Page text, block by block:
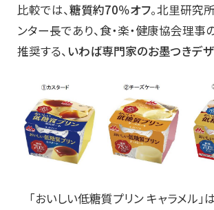
比較では、糖質約70％オフ。北里研究
ンター長であり、食・楽・健康協会理
推奨する、 いわば専門家のお墨つきデ
「おいしい低糖質プリン キャラメル」